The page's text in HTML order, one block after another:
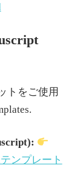
トをご使用
ンプレート